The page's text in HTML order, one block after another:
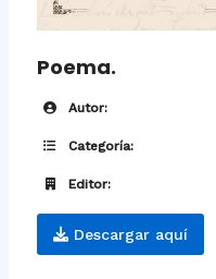
Poema.
Autor:
Categoría:
Editor:
Descargar aquí